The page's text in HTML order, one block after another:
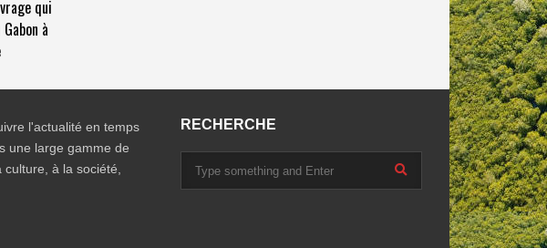
qui
à
l'actualité en temps
une large gamme de
à la société,
RECHERCHE